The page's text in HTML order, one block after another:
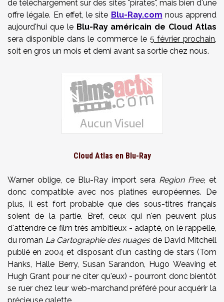
de téléchargement sur des sites "pirates", mais bien d'une
offre légale. En effet, le site Blu-Ray.com nous apprend
aujourd'hui que le Blu-Ray américain de Cloud Atlas
sera disponible dans le commerce le 5 février prochain,
soit en gros un mois et demi avant sa sortie chez nous.
Cloud Atlas en Blu-Ray
Warner oblige, ce Blu-Ray import sera Region Free, et
donc compatible avec nos platines européennes. De
plus, il est fort probable que des sous-titres français
soient de la partie. Bref, ceux qui n'en peuvent plus
d'attendre ce film très ambitieux - adapté, on le rappelle,
du roman La Cartographie des nuagesde David Mitchell
publié en 2004 et disposant d'un casting de stars (Tom
Hanks, Halle Berry, Susan Sarandon, Hugo Weaving et
Hugh Grant pour ne citer qu'eux) - pourront donc bientôt
se ruer chez leur web-marchand préféré pour acquérir la